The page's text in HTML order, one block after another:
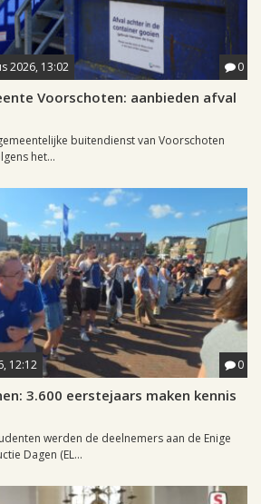
2026, 13:02 0
Voorschoten: aanbieden afval
buitendienst van Voorschoten
het...
12:12 0
3.600 eerstejaars maken kennis
werden de deelnemers aan de Enige
Dagen (EL...